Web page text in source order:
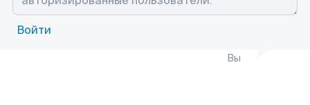
Войти
Вы